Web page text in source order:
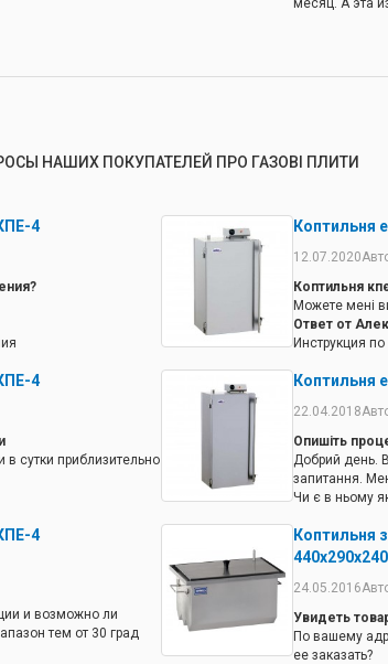
месяц. А эта
НАШИХ ПОКУПАТЕЛЕЙ ПРО ГАЗОВІ ПЛИТИ
4 Коптильня
12.07.2020
Коптильня
Можете мені
Ответ от
Инструкция
4
в сутки приблизительно
около 10 кг.
Коптильня
22.04.2018
Опишіть
Добрий день.
запитання.
Чи є в ньому
Ответ от
На все Ваши
температуру
Устройство
4
и возможно ли
тем от 30 град
Коптильня
440х290х240
24.05.2016
Увидеть
По вашему
ее заказать?